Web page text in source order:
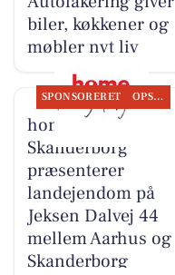
biler, køkkener og
møbler nyt liv
SPONSORERET OPSLAGSTAVLEN
home
Skanderborg
præsenterer
landejendom på
Jeksen Dalvej 44
mellem Aarhus og
Skanderborg